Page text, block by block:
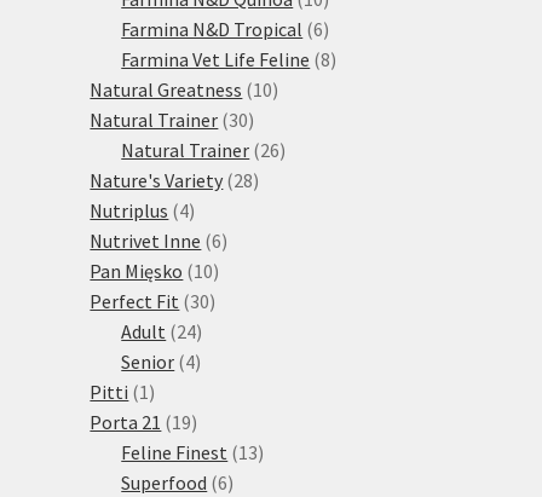
produktů
Farmina N&D Tropical 66
produktů
Farmina Vet Life Feline 88
Natural Greatness 1010
Natural Trainer 3030
produktů
Natural Trainer 2626
Nature's Variety 2828
Nutriplus 44
produkty
Nutrivet Inne 66
Pan Mięsko 1010
produktů
Perfect Fit 3030
Adult 2424
produktů
Senior 44
Pitti 1 1
produkt
Porta 21 1919
produktů
Feline Finest 1313
Superfood 66